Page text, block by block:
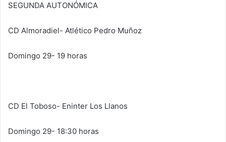
SEGUNDA AUTONÓMICA
CD Almoradiel- Atlético Pedro Muñoz
Domingo 29- 19 horas
CD El Toboso- Eninter Los Llanos
Domingo 29- 18:30 horas